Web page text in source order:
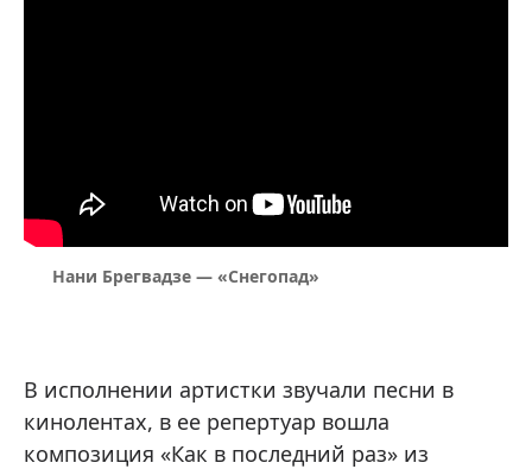
Нани Брегвадзе — «Снегопад»
В исполнении артистки звучали песни в
кинолентах, в ее репертуар вошла
композиция «Как в последний раз» из